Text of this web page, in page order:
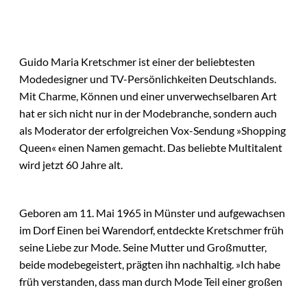
Guido Maria Kretschmer ist einer der beliebtesten
Modedesigner und TV-Persönlichkeiten Deutschlands.
Mit Charme, Können und einer unverwechselbaren Art
hat er sich nicht nur in der Modebranche, sondern auch
als Moderator der erfolgreichen Vox-Sendung »Shopping
Queen« einen Namen gemacht. Das beliebte Multitalent
wird jetzt 60 Jahre alt.
Geboren am 11. Mai 1965 in Münster und aufgewachsen
im Dorf Einen bei Warendorf, entdeckte Kretschmer früh
seine Liebe zur Mode. Seine Mutter und Großmutter,
beide modebegeistert, prägten ihn nachhaltig. »Ich habe
früh verstanden, dass man durch Mode Teil einer großen